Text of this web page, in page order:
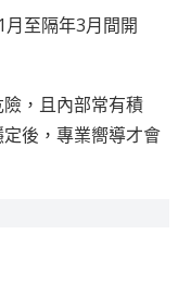
至隔年3月間開
，且內部常有積
後，專業嚮導才會